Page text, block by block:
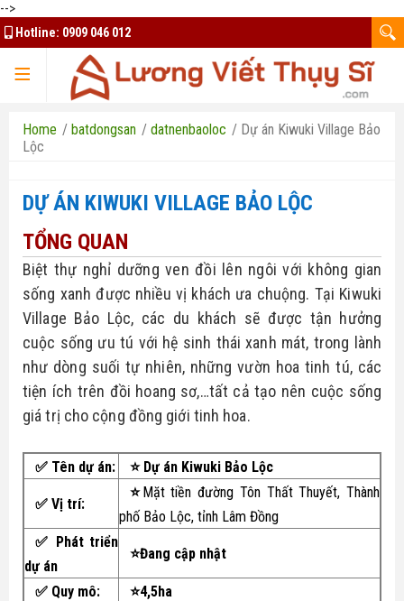
-->
Hotline: 0909 046 012
TRANG CHỦ
TQK Group
Kim Oanh Group
Đất nền Bình Phước
Đất nền Bảo Lộc
Đất nền Long An
Đất nền Tây Ninh
Căn hộ - nhà phố
Tổng hợp dự án
Mua bán ký gửi
Thuê nhà - căn hộ
Bất Động Sản HCM
Thiết kế website
Tuyển dụng tài xế Xanh SM
Bike
Hô trợ tài chính
Nhà ở xã hội Bình Dương
Chủ đầu tư uy tín
Biểu mẫu luật
Tin tức nhà đất
Thủ thuật
Liên hệ
Home / batdongsan / datnenbaoloc / Dự án Kiwuki Village Bảo
Lộc
DỰ ÁN KIWUKI VILLAGE BẢO LỘC
TỔNG QUAN
Biệt thự nghỉ dưỡng ven đồi lên ngôi với không gian
sống xanh được nhiều vị khách ưa chuộng. Tại Kiwuki
Village Bảo Lộc, các du khách sẽ được tận hưởng
cuộc sống ưu tú với hệ sinh thái xanh mát, trong lành
như dòng suối tự nhiên, những vườn hoa tinh tú, các
tiện ích trên đồi hoang sơ,…tất cả tạo nên cuộc sống
giá trị cho cộng đồng giới tinh hoa.
✅ Tên dự án: ⭐ Dự án Kiwuki Bảo Lộc
✅ Vị trí:
⭐Mặt tiền đường Tôn Thất Thuyết, Thành
phố Bảo Lộc, tỉnh Lâm Đồng
✅ Phát triển
dự án
⭐Đang cập nhật
✅ Quy mô:
⭐4,5ha